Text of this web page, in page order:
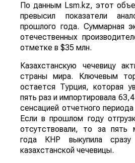
По данным Lsm.kz, этот
превысил показатели
прошлого года. Суммарная
отечественных
отметке в $35 млн.
Казахстанскую чечевицу
страны мира. Ключевым
остается Турция, которая
пять раз и импортировала
сенсацией отчетного
Если в прошлом году
отсутствовали, то за пять
года КНР выкупила
казахстанской чечевицы.